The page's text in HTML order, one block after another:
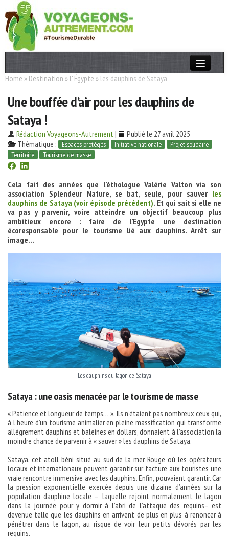
Actualités
T. Responsable
Destinations
Acteurs
Thèmes
OK
Home » Destination » l' Égypte » les dauphins de Sataya
Une bouffée d’air pour les dauphins de
Sataya !
Rédaction Voyageons-Autrement|
Publié le 27 avril 2025
Thèmatique :
Espaces protégés Initiative nationale
Projet solidaire
Territoire
Tourisme de masse
Cela fait des années que l’éthologue Valérie Valton via son
association Splendeur Nature, se bat, seule, pour sauver les
dauphins de Sataya (voir épisode précédent). Et qui sait si elle ne
va pas y parvenir, voire atteindre un objectif beaucoup plus
ambitieux encore : faire de l’Egypte une destination
écoresponsable pour le tourisme lié aux dauphins. Arrêt sur
image…
Les dauphins du lagon de Sataya
Sataya : une oasis menacée par le tourisme de masse
« Patience et longueur de temps… ». Ils n’étaient pas nombreux ceux qui,
à l’heure d’un tourisme animalier en pleine massification qui transforme
allégrement dauphins et baleines en dollars, donnaient à l’association la
moindre chance de parvenir à « sauver » les dauphins de Sataya.
Sataya, cet atoll béni situé au sud de la mer Rouge où les opérateurs
locaux et internationaux peuvent garantir sur facture aux touristes une
vraie rencontre immersive avec les dauphins. Enfin, pouvaient garantir. Car
la pression exponentielle exercée depuis une dizaine d’années sur la
population dauphine locale – laquelle rejoint normalement le lagon
dans la journée pour y dormir à l’abri de l’attaque des requins– est
devenue telle que les dauphins en arrivent de plus en plus à renoncer à
pénétrer dans le lagon, au risque de voir leur petits dévorés par les
requins.